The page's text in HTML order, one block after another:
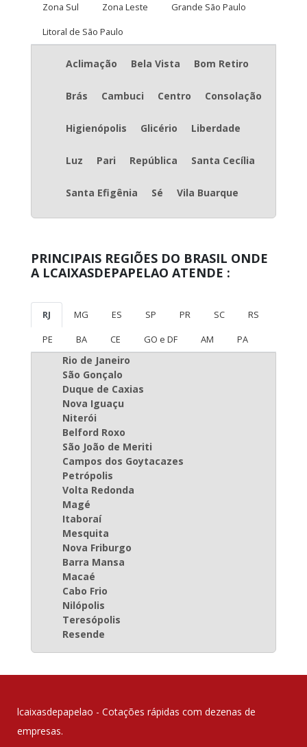
Zona Sul
Zona Leste
Grande São Paulo
Litoral de São Paulo
Aclimação Bela Vista Bom Retiro
Brás Cambuci Centro Consolação
Higienópolis Glicério Liberdade
Luz Pari República Santa Cecília
Santa Efigênia Sé Vila Buarque
PRINCIPAIS REGIÕES DO BRASIL ONDE
A LCAIXASDEPAPELAO ATENDE :
RJ MG ES SP PR SC
RS
PE
BA CE GO e DF AM PA
Rio de Janeiro
São Gonçalo
Duque de Caxias
Nova Iguaçu
Niterói
Belford Roxo
São João de Meriti
Campos dos Goytacazes
Petrópolis
Volta Redonda
Magé
Itaboraí
Mesquita
Nova Friburgo
Barra Mansa
Macaé
Cabo Frio
Nilópolis
Teresópolis
Resende
lcaixasdepapelao - Cotações rápidas com dezenas de
empresas.